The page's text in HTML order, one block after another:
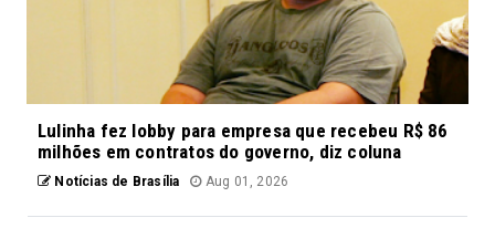
Lulinha fez lobby para empresa que recebeu R$ 86
milhões em contratos do governo, diz coluna
Notícias de Brasília Aug 01, 2026